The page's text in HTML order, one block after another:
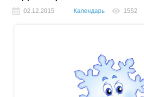
02.12.2015 Календарь 1552